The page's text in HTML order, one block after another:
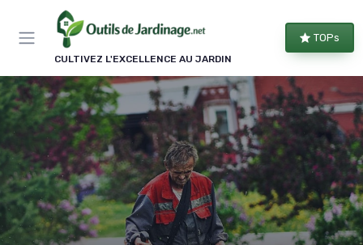
CULTIVEZ L'EXCELLENCE AU JARDIN
TOPs
Panneau de gestion des cookies